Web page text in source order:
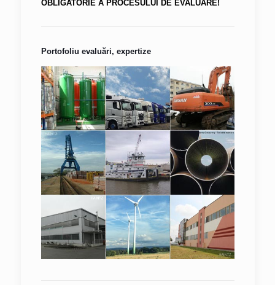
OBLIGATORIE A PROCESULUI DE EVALUARE!
Portofoliu evaluări, expertize